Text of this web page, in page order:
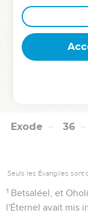
Il lui a aussi
fils d'Ahisamac,
Il les a remplis
travail d'ouvrier,
en pourpre, en
Exode 36
Seuls les Évangiles sont
1 Betsaléel, et
l'Éternel avait mis